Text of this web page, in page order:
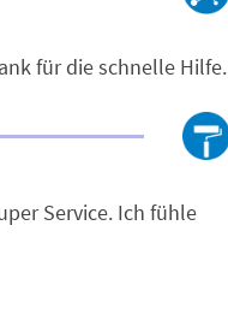
für die schnelle Hilfe.
Service. Ich fühle